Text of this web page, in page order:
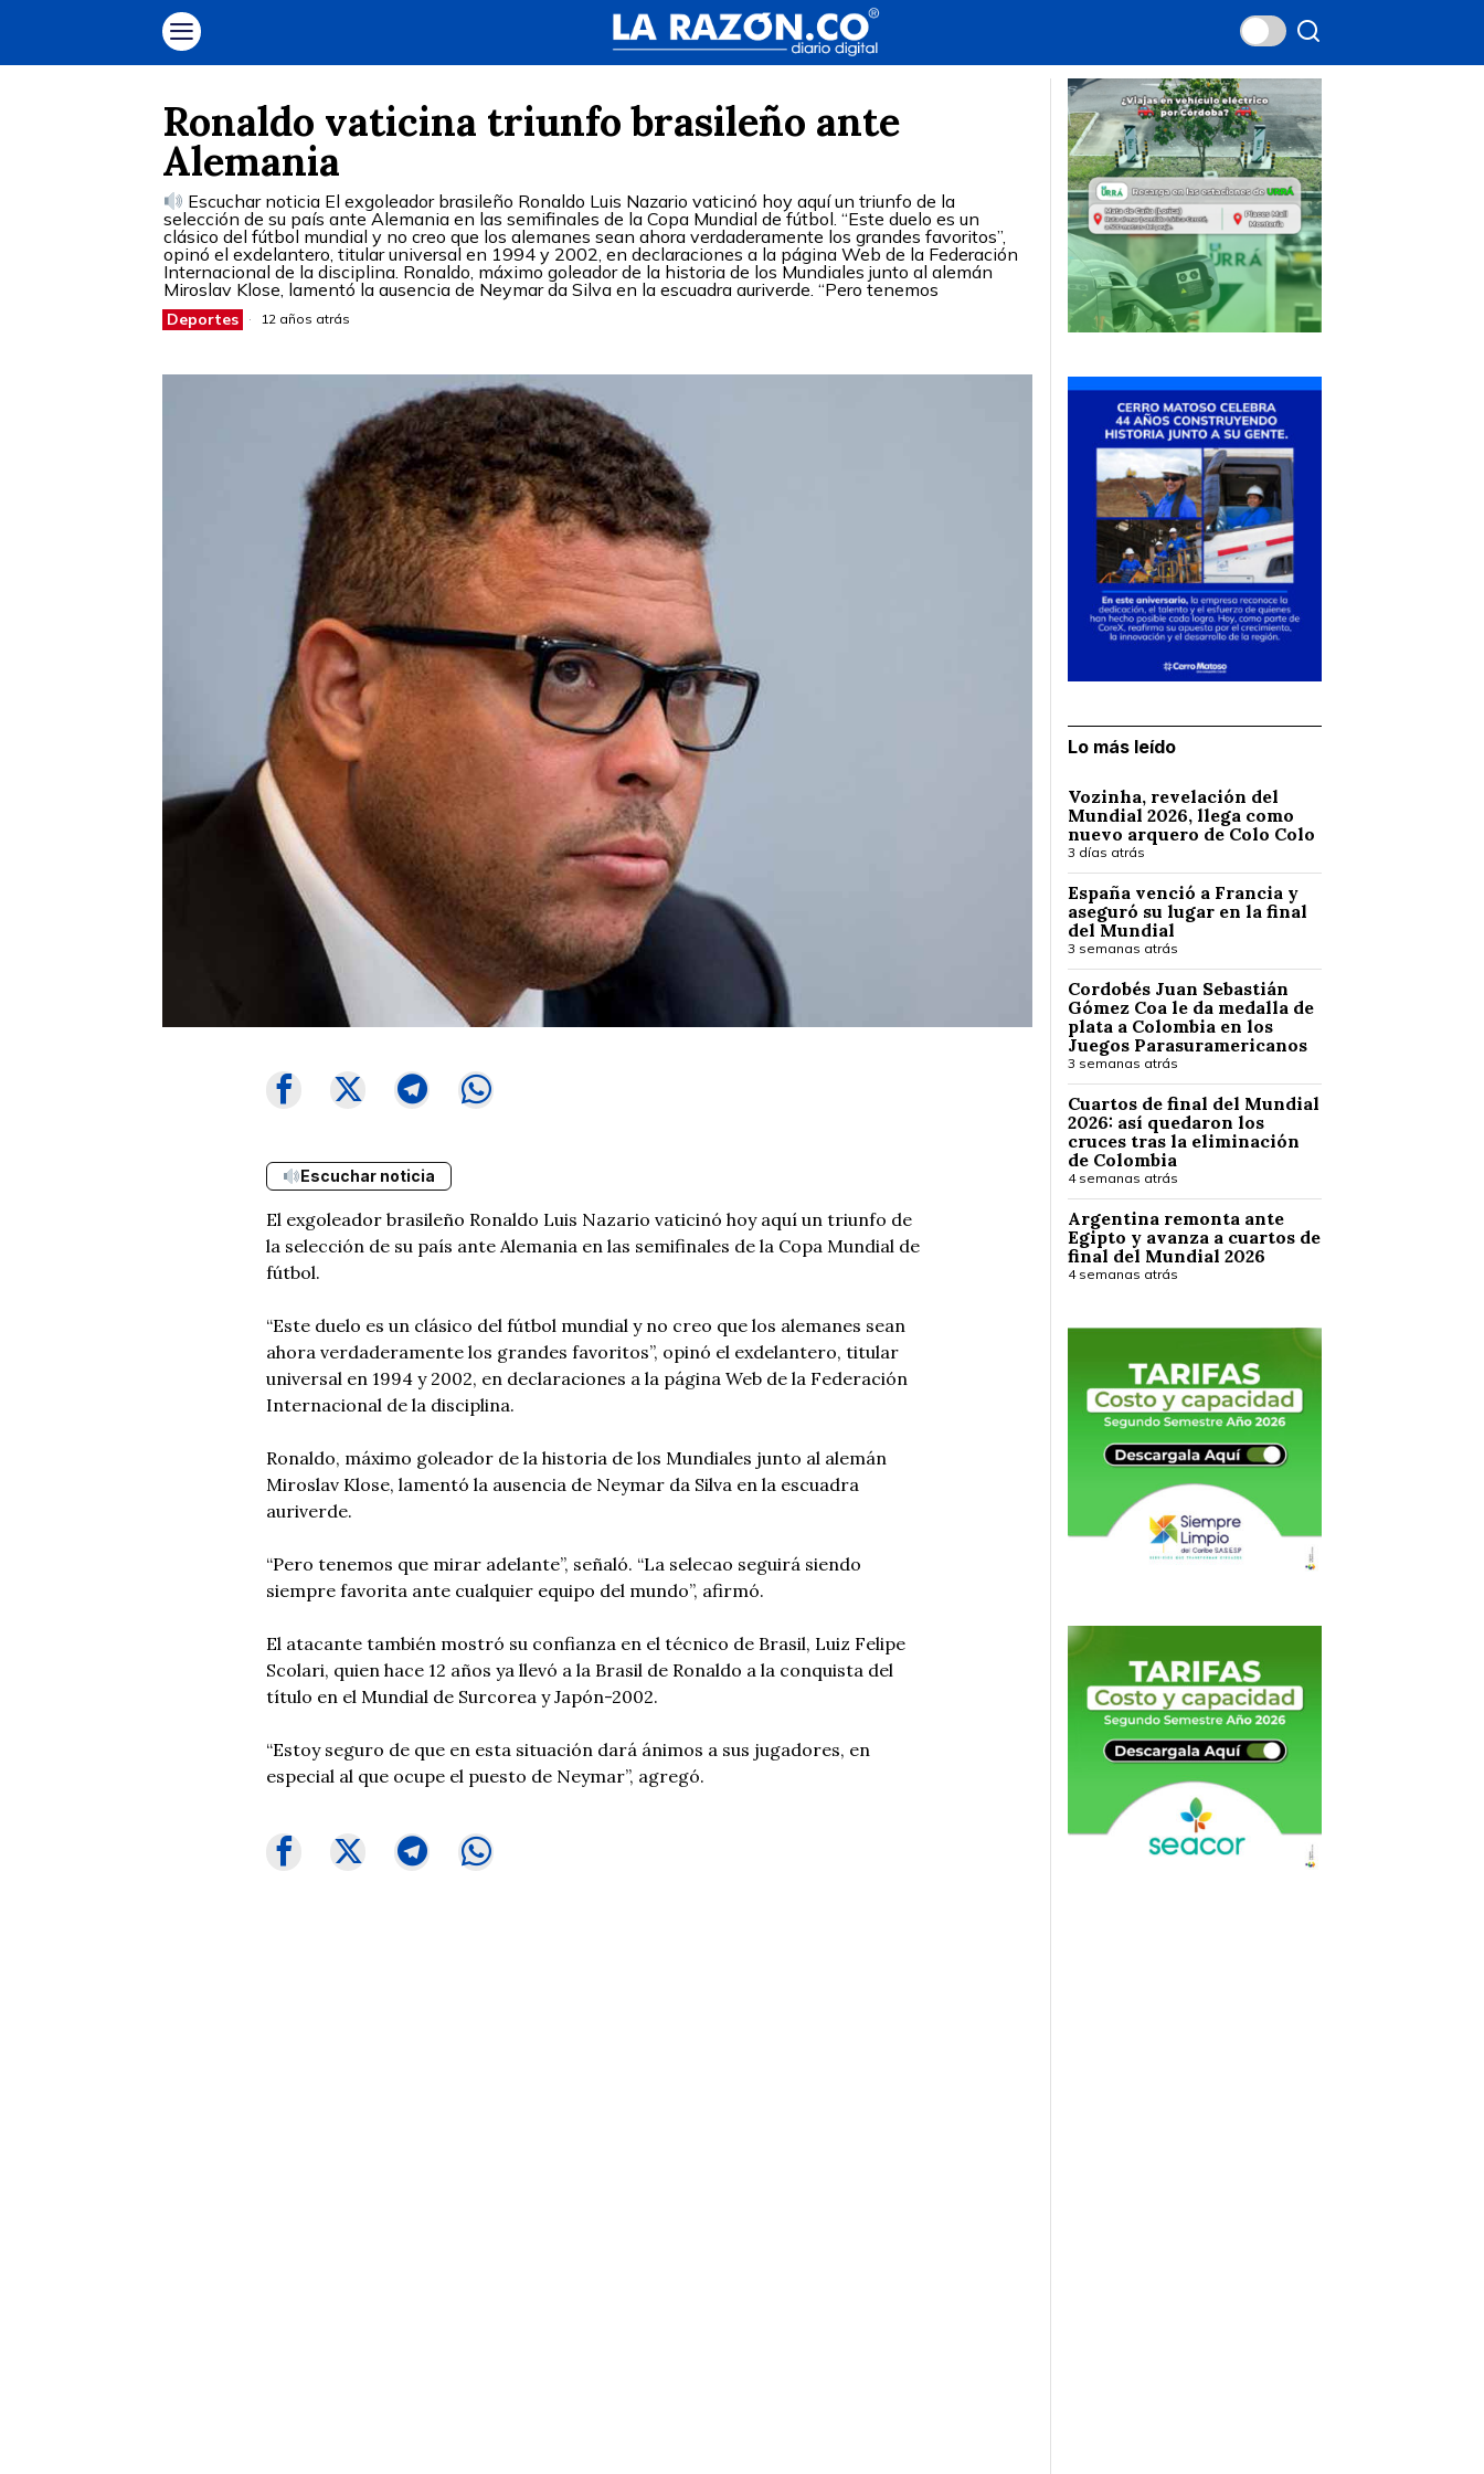
Ronaldo vaticina triunfo brasileño ante
Alemania
Escuchar noticia El exgoleador brasileño Ronaldo Luis Nazario vaticinó hoy aquí un triunfo de la
selección de su país ante Alemania en las semifinales de la Copa Mundial de fútbol. “Este duelo es un
clásico del fútbol mundial y no creo que los alemanes sean ahora verdaderamente los grandes favoritos”,
opinó el exdelantero, titular universal en 1994 y 2002, en declaraciones a la página Web de la Federación
Internacional de la disciplina. Ronaldo, máximo goleador de la historia de los Mundiales junto al alemán
Miroslav Klose, lamentó la ausencia de Neymar da Silva en la escuadra auriverde. “Pero tenemos
Deportes 12 años atrás
Escuchar noticia
El exgoleador brasileño Ronaldo Luis Nazario vaticinó hoy aquí un triunfo de
la selección de su país ante Alemania en las semifinales de la Copa Mundial de
fútbol.
“Este duelo es un clásico del fútbol mundial y no creo que los alemanes sean
ahora verdaderamente los grandes favoritos”, opinó el exdelantero, titular
universal en 1994 y 2002, en declaraciones a la página Web de la Federación
Internacional de la disciplina.
Ronaldo, máximo goleador de la historia de los Mundiales junto al alemán
Miroslav Klose, lamentó la ausencia de Neymar da Silva en la escuadra
auriverde.
“Pero tenemos que mirar adelante”, señaló. “La selecao seguirá siendo
siempre favorita ante cualquier equipo del mundo”, afirmó.
El atacante también mostró su confianza en el técnico de Brasil, Luiz Felipe
Scolari, quien hace 12 años ya llevó a la Brasil de Ronaldo a la conquista del
título en el Mundial de Surcorea y Japón-2002.
“Estoy seguro de que en esta situación dará ánimos a sus jugadores, en
especial al que ocupe el puesto de Neymar”, agregó.
Lo más leído
Vozinha, revelación del
Mundial 2026, llega como
nuevo arquero de Colo Colo
3 días atrás
España venció a Francia y
aseguró su lugar en la final
del Mundial
3 semanas atrás
Cordobés Juan Sebastián
Gómez Coa le da medalla de
plata a Colombia en los
Juegos Parasuramericanos
3 semanas atrás
Cuartos de final del Mundial
2026: así quedaron los
cruces tras la eliminación
de Colombia
4 semanas atrás
Argentina remonta ante
Egipto y avanza a cuartos de
final del Mundial 2026
4 semanas atrás